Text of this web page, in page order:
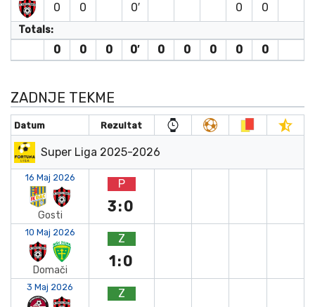
0 0 0′ 0 0
Totals:
0 0 0 0′ 0 0 0 0 0
ZADNJE TEKME
Datum Rezultat
Super Liga 2025-2026
16 Maj 2026
Gosti
P
3:0
10 Maj 2026
Domači
Z
1:0
3 Maj 2026 Z